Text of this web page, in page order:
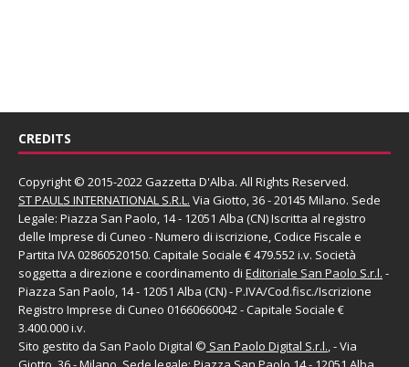
CREDITS
Copyright © 2015-2022 Gazzetta D'Alba. All Rights Reserved.
ST PAULS INTERNATIONAL S.R.L. Via Giotto, 36 - 20145 Milano. Sede
Legale: Piazza San Paolo, 14 - 12051 Alba (CN) Iscritta al registro
delle Imprese di Cuneo - Numero di iscrizione, Codice Fiscale e
Partita IVA 02860520150. Capitale Sociale € 479.552 i.v. Società
soggetta a direzione e coordinamento di Editoriale San Paolo S.r.l. -
Piazza San Paolo, 14 - 12051 Alba (CN) - P.IVA/Cod.fisc./Iscrizione
Registro Imprese di Cuneo 01660660042 - Capitale Sociale €
3.400.000 i.v.
Sito gestito da San Paolo Digital © San Paolo Digital S.r.l., - Via